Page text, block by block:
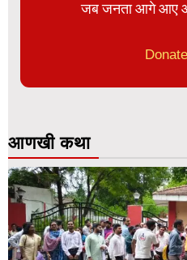
जब जनता आगे आए
आणखी कथा